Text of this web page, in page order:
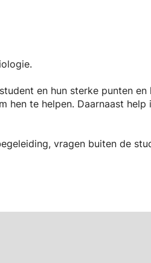
en hun sterke punten
hen te helpen. Daarnaast
vragen buiten de